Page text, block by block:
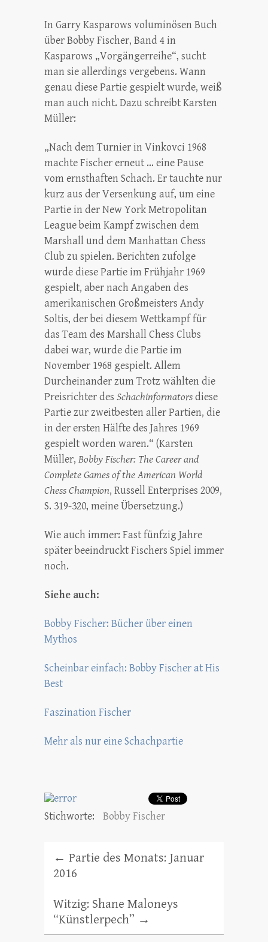
In Garry Kasparows voluminösen Buch
über Bobby Fischer, Band 4 in
Kasparows „Vorgängerreihe“, sucht
man sie allerdings vergebens. Wann
genau diese Partie gespielt wurde, weiß
man auch nicht. Dazu schreibt Karsten
Müller:
„Nach dem Turnier in Vinkovci 1968
machte Fischer erneut … eine Pause
vom ernsthaften Schach. Er tauchte nur
kurz aus der Versenkung auf, um eine
Partie in der New York Metropolitan
League beim Kampf zwischen dem
Marshall und dem Manhattan Chess
Club zu spielen. Berichten zufolge
wurde diese Partie im Frühjahr 1969
gespielt, aber nach Angaben des
amerikanischen Großmeisters Andy
Soltis, der bei diesem Wettkampf für
das Team des Marshall Chess Clubs
dabei war, wurde die Partie im
November 1968 gespielt. Allem
Durcheinander zum Trotz wählten die
Preisrichter des Schachinformatorsdiese
Partie zur zweitbesten aller Partien, die
in der ersten Hälfte des Jahres 1969
gespielt worden waren.“ (Karsten
Müller, Bobby Fischer: The Career and
Complete Games of the American World
Chess Champion, Russell Enterprises 2009,
S. 319-320, meine Übersetzung.)
Wie auch immer: Fast fünfzig Jahre
später beeindruckt Fischers Spiel immer
noch.
Siehe auch:
Bobby Fischer: Bücher über einen
Mythos
Scheinbar einfach: Bobby Fischer at His
Best
Faszination Fischer
Mehr als nur eine Schachpartie
Stichworte: Bobby Fischer
← Partie des Monats: Januar
2016
Witzig: Shane Maloneys
“Künstlerpech” →